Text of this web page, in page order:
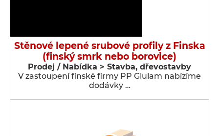
Stěnové lepené srubové profily z Finska
(finský smrk nebo borovice)
Prodej / Nabídka > Stavba, dřevostavby
V zastoupení finské firmy PP Glulam nabízíme
dodávky …